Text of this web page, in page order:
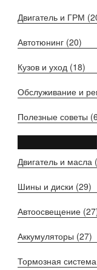
Двигатель и ГРМ
Автотюнинг (20)
Кузов и уход (18)
Обслуживание и
Полезные советы
Двигатель и масла
Шины и диски (29)
Автоосвещение
Аккумуляторы (27)
Тормозная система